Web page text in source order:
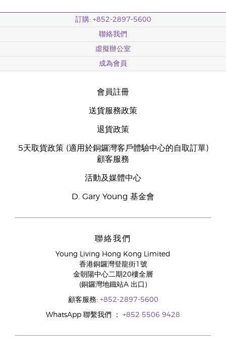
訂購: +852-2897-5600
聯絡我們
虛擬辦公室
成為會員
會員註冊
送貨服務政策
退貨政策
5天取貨政策 (適用於銅鑼灣客戶體驗中心的自取訂單)
顧客服務
活動及媒體中心
D. Gary Young 基金會
聯絡我們
Young Living Hong Kong Limited
香港銅鑼灣登龍街1號
金朝陽中心二期20樓全層
(銅鑼灣地鐵站A 出口)
顧客服務: +852-2897-5600
WhatsApp 聯繫我們 ： +852 5506 9428